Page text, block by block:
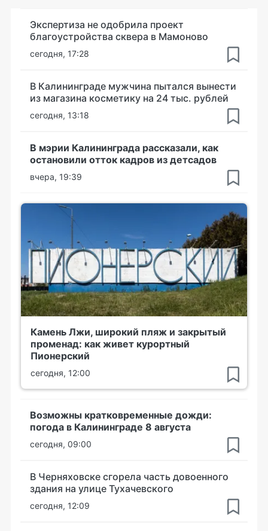
Экспертиза не одобрила проект
благоустройства сквера в Мамоново
сегодня, 17:28
В Калининграде мужчина пытался вынести
из магазина косметику на 24 тыс. рублей
сегодня, 13:18
В мэрии Калининграда рассказали, как
остановили отток кадров из детсадов
вчера, 19:39
Камень Лжи, широкий пляж и закрытый
променад: как живет курортный
Пионерский
сегодня, 12:00
Возможны кратковременные дожди:
погода в Калининграде 8 августа
сегодня, 09:00
В Черняховске сгорела часть довоенного
здания на улице Тухачевского
сегодня, 12:09